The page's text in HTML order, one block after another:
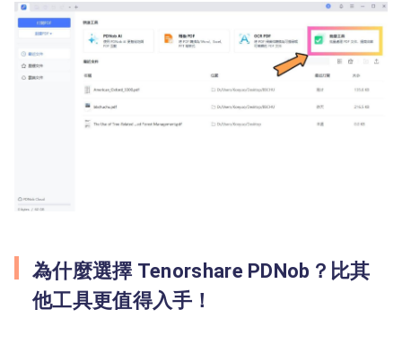
為什麼選擇 Tenorshare PDNob？比其
他工具更值得入手！